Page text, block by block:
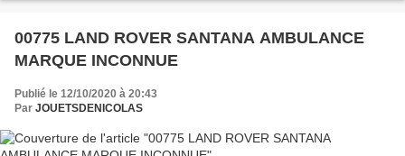
00775 LAND ROVER SANTANA AMBULANCE
MARQUE INCONNUE
Publié le 12/10/2020 à 20:43
Par JOUETSDENICOLAS